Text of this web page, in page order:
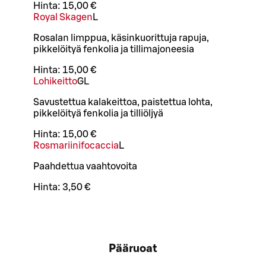
Hinta: 15,00 €
Royal Skagen L
Rosalan limppua, käsinkuorittuja rapuja,
pikkelöityä fenkolia ja tillimajoneesia
Hinta: 15,00 €
LohikeittoGL
Savustettua kalakeittoa, paistettua lohta,
pikkelöityä fenkolia ja tilliöljyä
Hinta: 15,00 €
Rosmariinifocaccia L
Paahdettua vaahtovoita
Hinta: 3,50 €
Pääruoat